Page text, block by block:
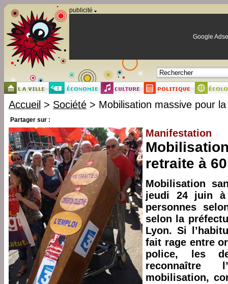
publicité
Google
Accueil > Société > Mobilisation massive pour
Partager sur :
Manifestation
retraite à
Mobilisation
jeudi 24 juin
personnes
selon la
Lyon. Si
fait rage entre
police, les
reconnaître
mobilisation,
Panneau de gestion des cookies